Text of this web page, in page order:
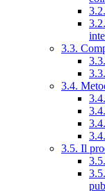
3.3.
3.4.
3.5. Il